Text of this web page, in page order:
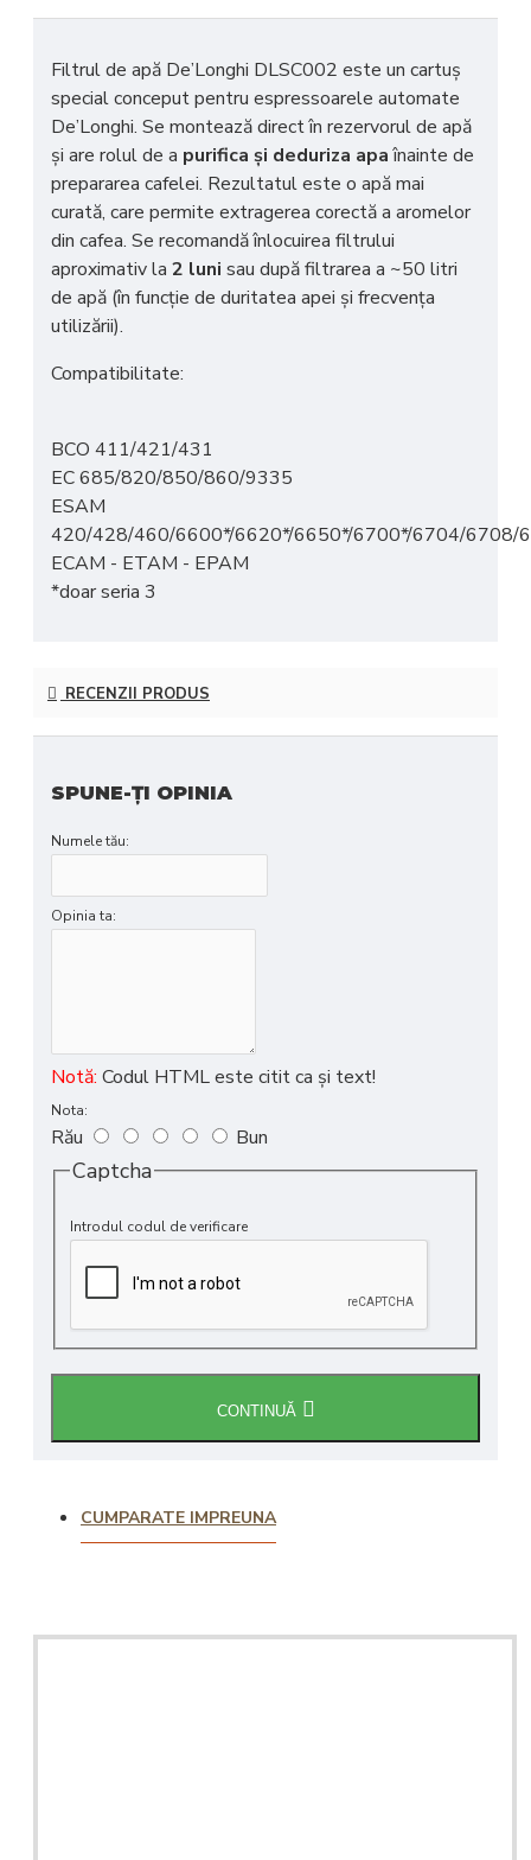
Filtrul de apă De’Longhi DLSC002 este un cartuș
special conceput pentru espressoarele automate
De’Longhi. Se montează direct în rezervorul de apă
și are rolul de a purifica și deduriza apaînainte de
prepararea cafelei. Rezultatul este o apă mai
curată, care permite extragerea corectă a aromelor
din cafea. Se recomandă înlocuirea filtrului
aproximativ la 2 luni sau după filtrarea a ~50 litri
de apă (în funcție de duritatea apei și frecvența
utilizării).
Compatibilitate:
BCO 411/421/431
EC 685/820/850/860/9335
ESAM
420/428/460/6600*/6620*/6650*/6700*/6704/
ECAM - ETAM - EPAM
*doar seria 3
RECENZII PRODUS
SPUNE-ŢI OPINIA
Numele tău:
Opinia ta:
Notă: Codul HTML este citit ca şi text!
Nota:
Rău Bun
Captcha
Introdul codul de verificare
CONTINUĂ
CUMPARATE IMPREUNA